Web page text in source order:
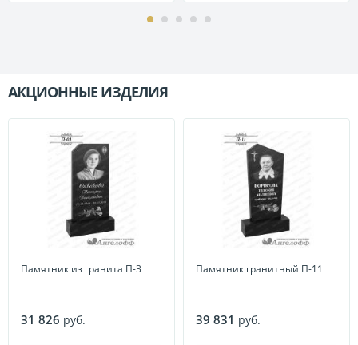
АКЦИОННЫЕ ИЗДЕЛИЯ
Памятник из гранита П-3
31 826 руб.
Памятник гранитный П-11
39 831 руб.